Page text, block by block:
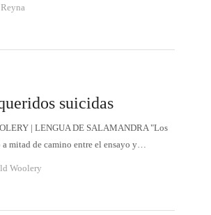
suicidas
| LENGUA DE SALAMANDRA "Los
mitad de camino entre el ensayo y…
Woolery